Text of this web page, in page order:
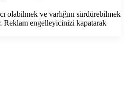
olabilmek ve varlığını sürdürebilmek
Reklam engelleyicinizi kapatarak